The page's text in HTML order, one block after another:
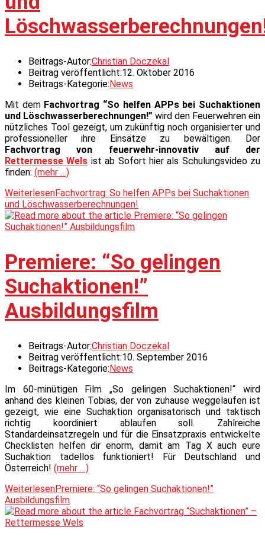
Beitrags-Autor:Christian Doczekal
Beitrag veröffentlicht:12. Oktober 2016
Beitrags-Kategorie: News
Mit demFachvortrag “So helfen APPs bei Suchaktionen
und Löschwasserberechnungen!” wird den Feuerwehren ein
nützliches Tool gezeigt, um zukünftig noch organisierter und
professioneller ihre Einsätze zu bewältigen. Der
Fachvortrag von feuerwehr-innovativ auf der
Rettermesse Wels ist ab Sofort hier als Schulungsvideo zu
finden: (mehr …)
WeiterlesenFachvortrag: So helfen APPs bei Suchaktionen
und Löschwasserberechnungen!
Premiere: “So gelingen
Suchaktionen!”
Ausbildungsfilm
Beitrags-Autor:Christian Doczekal
Beitrag veröffentlicht:10. September 2016
Beitrags-Kategorie:News
Im 60-minütigen Film „So gelingen Suchaktionen!“ wird
anhand des kleinen Tobias, der von zuhause weggelaufen ist
gezeigt, wie eine Suchaktion organisatorisch und taktisch
richtig koordiniert ablaufen soll. Zahlreiche
Standardeinsatzregeln und für die Einsatzpraxis entwickelte
Checklisten helfen dir enorm, damit am Tag X auch eure
Suchaktion tadellos funktioniert! Für Deutschland und
Österreich! (mehr …)
WeiterlesenPremiere: “So gelingen Suchaktionen!”
Ausbildungsfilm